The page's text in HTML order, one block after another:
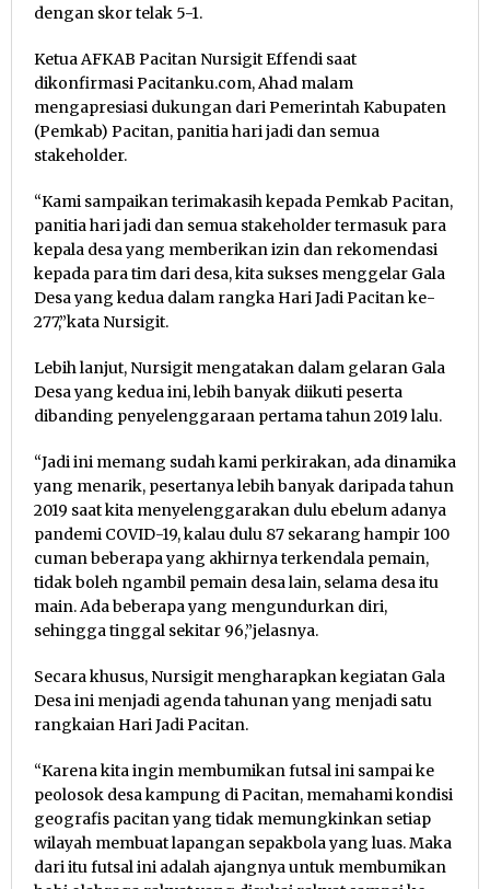
dengan skor telak 5-1.
Ketua AFKAB Pacitan Nursigit Effendi saat
dikonfirmasi Pacitanku.com, Ahad malam
mengapresiasi dukungan dari Pemerintah Kabupaten
(Pemkab) Pacitan, panitia hari jadi dan semua
stakeholder.
“Kami sampaikan terimakasih kepada Pemkab Pacitan,
panitia hari jadi dan semua stakeholder termasuk para
kepala desa yang memberikan izin dan rekomendasi
kepada para tim dari desa, kita sukses menggelar Gala
Desa yang kedua dalam rangka Hari Jadi Pacitan ke-
277,”kata Nursigit.
Lebih lanjut, Nursigit mengatakan dalam gelaran Gala
Desa yang kedua ini, lebih banyak diikuti peserta
dibanding penyelenggaraan pertama tahun 2019 lalu.
“Jadi ini memang sudah kami perkirakan, ada dinamika
yang menarik, pesertanya lebih banyak daripada tahun
2019 saat kita menyelenggarakan dulu ebelum adanya
pandemi COVID-19, kalau dulu 87 sekarang hampir 100
cuman beberapa yang akhirnya terkendala pemain,
tidak boleh ngambil pemain desa lain, selama desa itu
main. Ada beberapa yang mengundurkan diri,
sehingga tinggal sekitar 96,”jelasnya.
Secara khusus, Nursigit mengharapkan kegiatan Gala
Desa ini menjadi agenda tahunan yang menjadi satu
rangkaian Hari Jadi Pacitan.
“Karena kita ingin membumikan futsal ini sampai ke
peolosok desa kampung di Pacitan, memahami kondisi
geografis pacitan yang tidak memungkinkan setiap
wilayah membuat lapangan sepakbola yang luas. Maka
dari itu futsal ini adalah ajangnya untuk membumikan